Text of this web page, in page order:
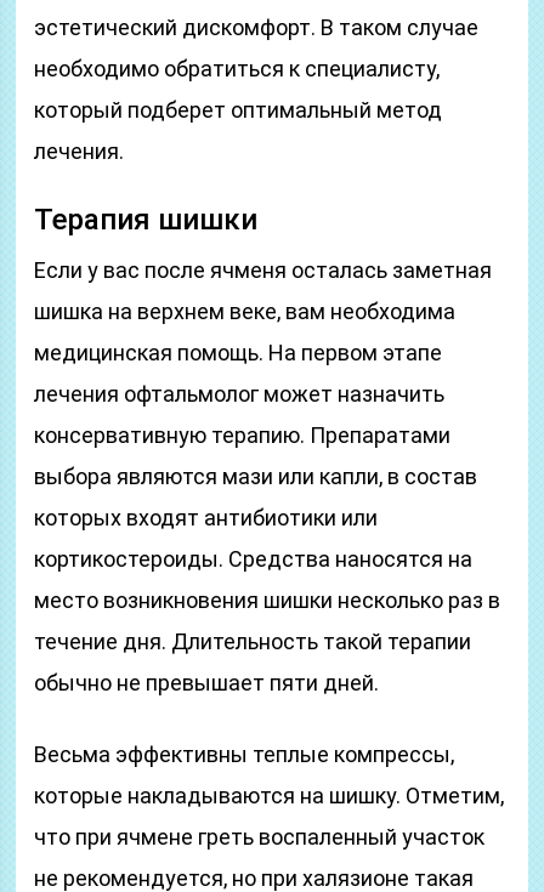
эстетический дискомфорт. В таком случае
необходимо обратиться к специалисту,
который подберет оптимальный метод
лечения.
Терапия шишки
Если у вас после ячменя осталась заметная
шишка на верхнем веке, вам необходима
медицинская помощь. На первом этапе
лечения офтальмолог может назначить
консервативную терапию. Препаратами
выбора являются мази или капли, в состав
которых входят антибиотики или
кортикостероиды. Средства наносятся на
место возникновения шишки несколько раз в
течение дня. Длительность такой терапии
обычно не превышает пяти дней.
Весьма эффективны теплые компрессы,
которые накладываются на шишку. Отметим,
что при ячмене греть воспаленный участок
не рекомендуется, но при халязионе такая